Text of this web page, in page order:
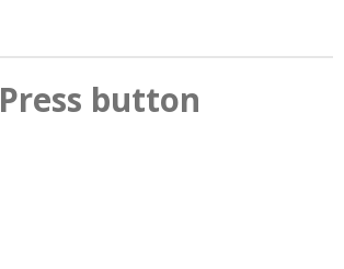
n
n
n
n
Press button